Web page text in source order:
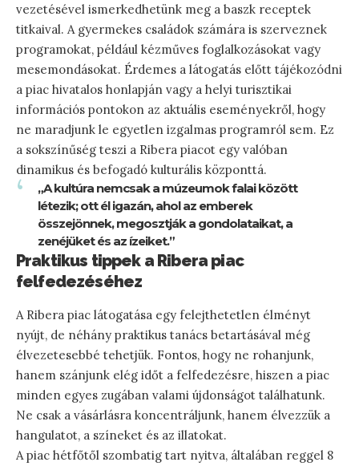
vezetésével ismerkedhetünk meg a baszk receptek
titkaival. A gyermekes családok számára is szerveznek
programokat, például kézműves foglalkozásokat vagy
mesemondásokat. Érdemes a látogatás előtt tájékozódni
a piac hivatalos honlapján vagy a helyi turisztikai
információs pontokon az aktuális eseményekről, hogy
ne maradjunk le egyetlen izgalmas programról sem. Ez
a sokszínűség teszi a Ribera piacot egy valóban
dinamikus és befogadó kulturális központtá.
„A kultúra nemcsak a múzeumok falai között
létezik; ott él igazán, ahol az emberek
összejönnek, megosztják a gondolataikat, a
zenéjüket és az ízeiket.”
Praktikus tippek a Ribera piac
felfedezéséhez
A Ribera piac látogatása egy felejthetetlen élményt
nyújt, de néhány praktikus tanács betartásával még
élvezetesebbé tehetjük. Fontos, hogy ne rohanjunk,
hanem szánjunk elég időt a felfedezésre, hiszen a piac
minden egyes zugában valami újdonságot találhatunk.
Ne csak a vásárlásra koncentráljunk, hanem élvezzük a
hangulatot, a színeket és az illatokat.
A piac hétfőtől szombatig tart nyitva, általában reggel 8